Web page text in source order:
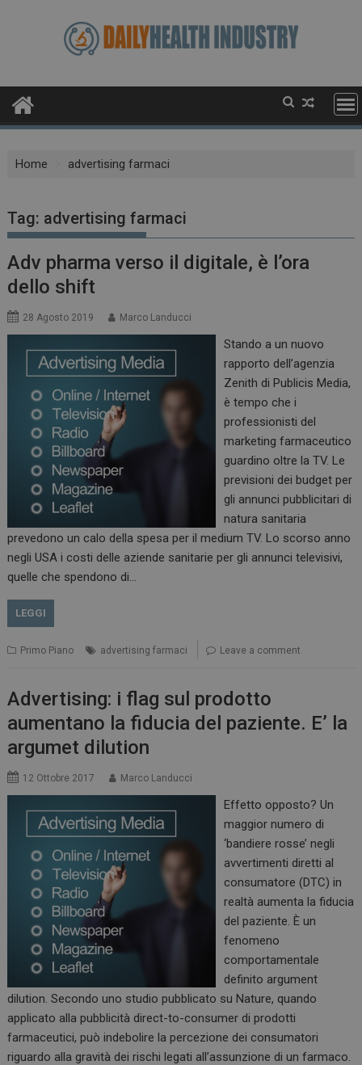
Home advertising farmaci
Tag: advertising farmaci
Adv pharma verso il digitale, è l’ora
dello shift
28 Agosto 2019 Marco Landucci
Stando a un nuovo
rapporto dell’agenzia
Zenith di Publicis Media,
è tempo che i
professionisti del
marketing farmaceutico
guardino oltre la TV. Le
previsioni dei budget per
gli annunci pubblicitari di
natura sanitaria
prevedono un calo della spesa per il medium TV. Lo scorso anno
negli USA i costi delle aziende sanitarie per gli annunci televisivi,
quelle che spendono di…
LEGGI
Primo Piano advertising farmaci Leave a comment
Advertising: i flag sul prodotto
aumentano la fiducia del paziente. E’ la
argumet dilution
12 Ottobre 2017 Marco Landucci
Effetto opposto? Un
maggior numero di
‘bandiere rosse’ negli
avvertimenti diretti al
consumatore (DTC) in
realtà aumenta la fiducia
del paziente. È un
fenomeno
comportamentale
definito argument
dilution. Secondo uno studio pubblicato su Nature, quando
applicato alla pubblicità direct-to-consumer di prodotti
farmaceutici, può indebolire la percezione dei consumatori
riguardo alla gravità dei rischi legati all’assunzione di un farmaco.